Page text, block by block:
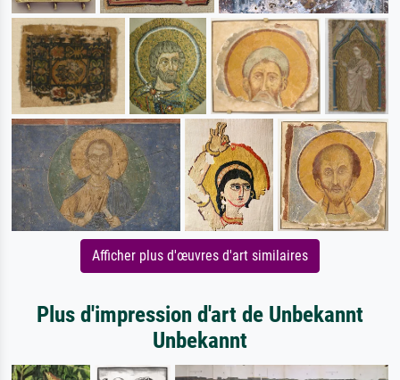
Afficher plus d'œuvres d'art similaires
Plus d'impression d'art de Unbekannt
Unbekannt